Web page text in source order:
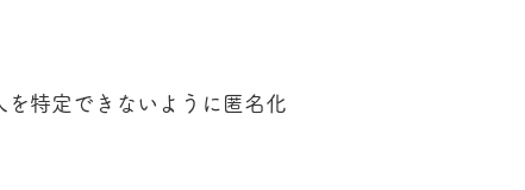
特定できないように匿名化